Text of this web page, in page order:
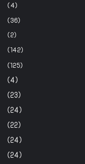
(4)
(36)
(2)
(142)
(125)
(4)
(23)
(24)
(22)
(24)
(24)